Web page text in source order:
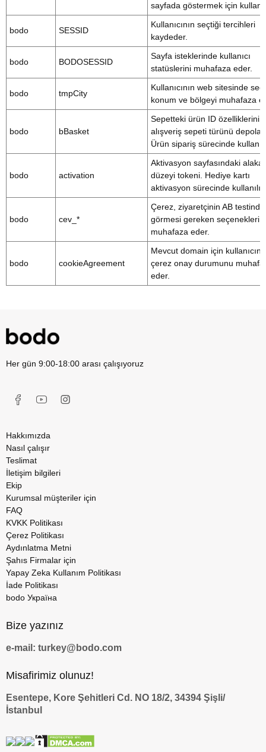
sayfada göstermek için
bodo SESSID
Kullanıcının seçtiği tercihleri
kaydeder.
bodo BODOSESSID
Sayfa isteklerinde kullanıcı
statüslerini muhafaza eder.
bodo tmpCity
Kullanıcının web sitesinde
konum ve bölgeyi muhafaza
bodo bBasket
Sepetteki ürün ID özelliklerini
alışveriş sepeti türünü depolar.
Ürün sipariş sürecinde
bodo activation
Aktivasyon sayfasındaki alaka
düzeyi tokeni. Hediye kartı
aktivasyon sürecinde kullanılır.
bodo cev_*
Çerez, ziyaretçinin AB testinde
görmesi gereken seçenekleri
muhafaza eder.
bodo cookieAgreement
Mevcut domain için
çerez onay durumunu
eder.
Her gün 9:00-18:00 arası çalışıyoruz
Hakkımızda
Nasıl çalışır
Teslimat
İletişim bilgileri
Ekip
Kurumsal müşteriler için
FAQ
KVKK Politikası
Çerez Politikası
Aydınlatma Metni
Şahıs Firmalar için
Yapay Zeka Kullanım Politikası
İade Politikası
bodo Україна
Bize yazınız
e-mail: turkey@bodo.com
Misafirimiz olunuz!
Esentepe, Kore Şehitleri Cd. NO 18/2, 34394 Şişli/
İstanbul